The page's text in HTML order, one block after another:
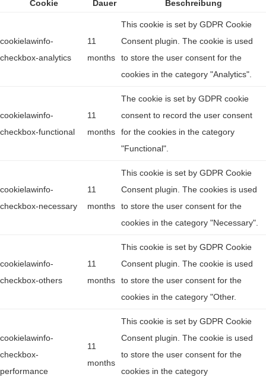
Cookie Dauer Beschreibung
cookielawinfo-
checkbox-analytics
11
months
This cookie is set by GDPR Cookie
Consent plugin. The cookie is used
to store the user consent for the
cookies in the category "Analytics".
cookielawinfo-
checkbox-functional
11
months
The cookie is set by GDPR cookie
consent to record the user consent
for the cookies in the category
"Functional".
cookielawinfo-
checkbox-necessary
11
months
This cookie is set by GDPR Cookie
Consent plugin. The cookies is used
to store the user consent for the
cookies in the category "Necessary".
cookielawinfo-
checkbox-others
11
months
This cookie is set by GDPR Cookie
Consent plugin. The cookie is used
to store the user consent for the
cookies in the category "Other.
cookielawinfo-
checkbox-
performance
11
months
This cookie is set by GDPR Cookie
Consent plugin. The cookie is used
to store the user consent for the
cookies in the category